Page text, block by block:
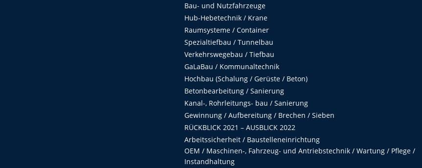
Bau- und Nutzfahrzeuge
Hub-Hebetechnik / Krane
Raumsysteme / Container
Spezialtiefbau / Tunnelbau
Verkehrswegebau / Tiefbau
GaLaBau / Kommunaltechnik
Hochbau (Schalung / Gerüste / Beton)
Betonbearbeitung / Sanierung
Kanal-, Rohrleitungs- bau / Sanierung
Gewinnung / Aufbereitung / Brechen / Sieben
RÜCKBLICK 2021 – AUSBLICK 2022
Arbeitssicherheit / Baustelleneinrichtung
OEM / Maschinen-, Fahrzeug- und Antriebstechnik / Wartung / Pflege /
Instandhaltung